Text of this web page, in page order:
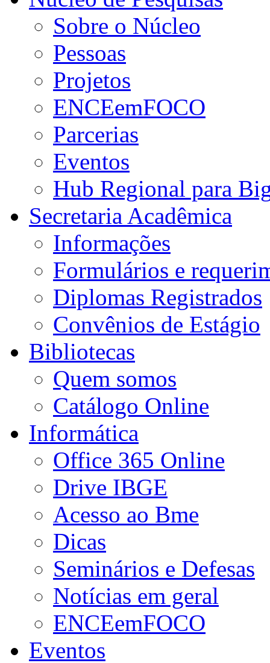
Sobre o Núcleo
Pessoas
Projetos
ENCEemFOCO
Parcerias
Eventos
Hub Regional para
Secretaria Acadêmica
Informações
Formulários e
Diplomas Registrados
Convênios de Estágio
Bibliotecas
Quem somos
Catálogo Online
Informática
Office 365 Online
Drive IBGE
Acesso ao Bme
Dicas
Seminários e Defesas
Notícias em geral
ENCEemFOCO
Eventos